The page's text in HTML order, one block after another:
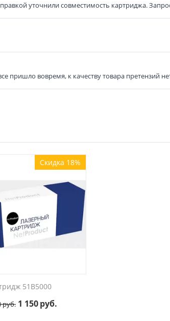
уточнили совместимость картриджа.
пришло вовремя, к качеству товара претензий
Скидка 18%
51B5000
руб. 1 150руб.